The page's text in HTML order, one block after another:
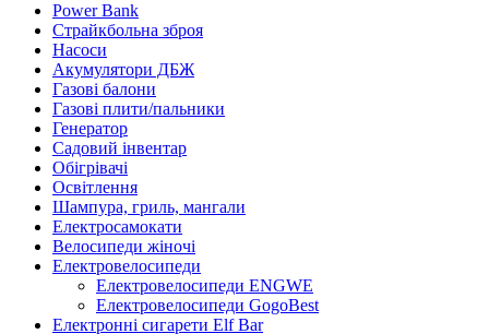
Power Bank
Страйкбольна зброя
Насоси
Акумулятори ДБЖ
Газові балони
Газові плити/пальники
Генератор
Садовий інвентар
Обігрівачі
Освітлення
Шампура, гриль, мангали
Електросамокати
Велосипеди жіночі
Електровелосипеди
Електровелосипеди ENGWE
Електровелосипеди GogoBest
Електронні сигарети Elf Bar